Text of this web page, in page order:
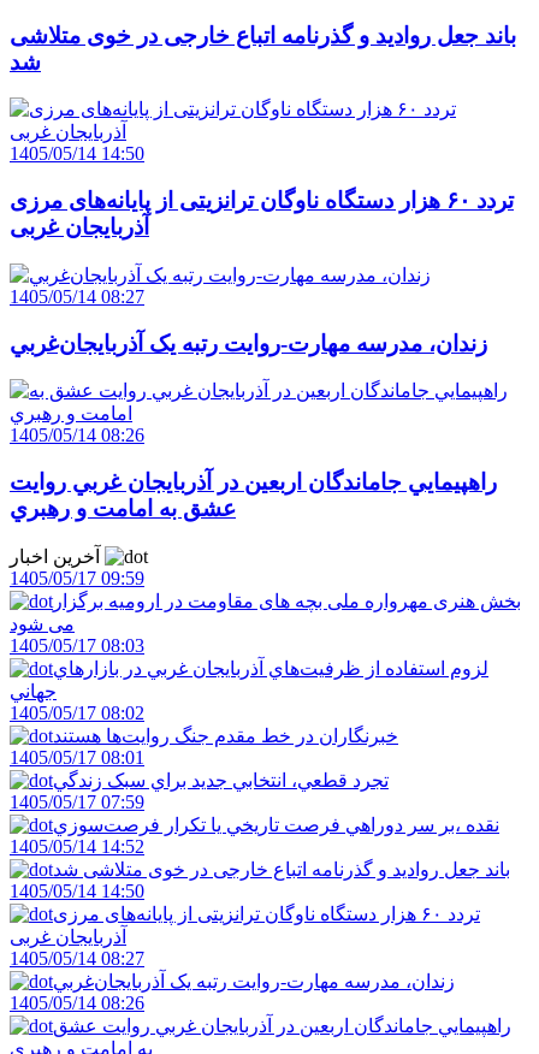
باند جعل روادید و گذرنامه اتباع خارجی در خوی متلاشی
شد
1405/05/14 14:50
تردد ۶۰ هزار دستگاه ناوگان ترانزیتی از پایانه‌های مرزی
آذربایجان ‌غربی
1405/05/14 08:27
زندان، مدرسه مهارت-روايت رتبه يک آذربايجان‌غربي
1405/05/14 08:26
راهپيمايي جاماندگان اربعين در آذربايجان غربي روايت
عشق به امامت و رهبري
1405/05/17 09:59
بخش هنری مهرواره ملی بچه های مقاومت در ارومیه برگزار
می شود
1405/05/17 08:03
لزوم استفاده از ظرفيت‌هاي آذربايجان غربي در بازارهاي
جهاني
1405/05/17 08:02
خبرنگاران در خط مقدم جنگ روايت‌ها هستند
1405/05/17 08:01
تجرد قطعي، انتخابي جديد براي سبک زندگي
1405/05/17 07:59
نقده ،بر سر دوراهي فرصت تاريخي يا تکرار فرصت‌سوزي
1405/05/14 14:52
باند جعل روادید و گذرنامه اتباع خارجی در خوی متلاشی شد
1405/05/14 14:50
تردد ۶۰ هزار دستگاه ناوگان ترانزیتی از پایانه‌های مرزی
آذربایجان ‌غربی
1405/05/14 08:27
زندان، مدرسه مهارت-روايت رتبه يک آذربايجان‌غربي
1405/05/14 08:26
راهپيمايي جاماندگان اربعين در آذربايجان غربي روايت عشق
به امامت و رهبري